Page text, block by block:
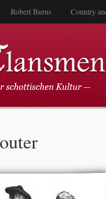
Robert Burns Country